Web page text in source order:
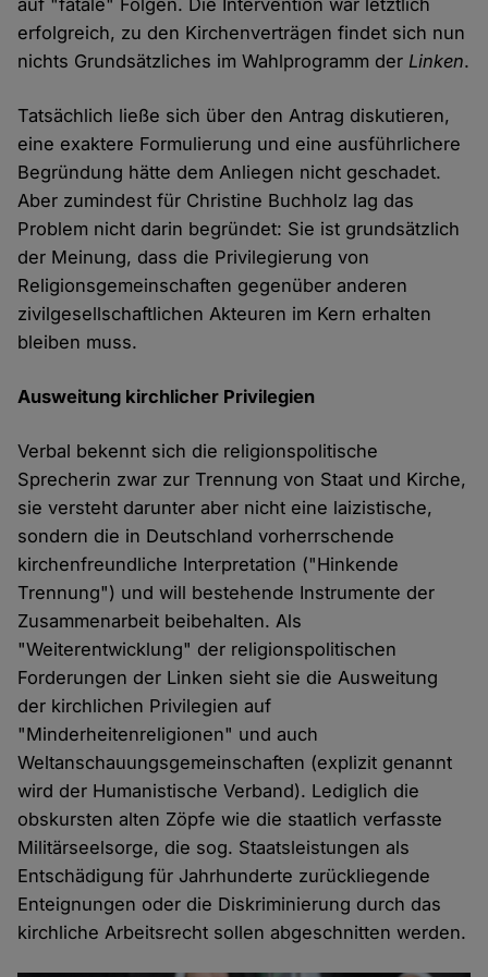
auf "fatale" Folgen. Die Intervention war letztlich
erfolgreich, zu den Kirchenverträgen findet sich nun
nichts Grundsätzliches im Wahlprogramm derLinken.
Tatsächlich ließe sich über den Antrag diskutieren,
eine exaktere Formulierung und eine ausführlichere
Begründung hätte dem Anliegen nicht geschadet.
Aber zumindest für Christine Buchholz lag das
Problem nicht darin begründet: Sie ist grundsätzlich
der Meinung, dass die Privilegierung von
Religionsgemeinschaften gegenüber anderen
zivilgesellschaftlichen Akteuren im Kern erhalten
bleiben muss.
Ausweitung kirchlicher Privilegien
Verbal bekennt sich die religionspolitische
Sprecherin zwar zur Trennung von Staat und Kirche,
sie versteht darunter aber nicht eine laizistische,
sondern die in Deutschland vorherrschende
kirchenfreundliche Interpretation ("Hinkende
Trennung") und will bestehende Instrumente der
Zusammenarbeit beibehalten. Als
"Weiterentwicklung" der religionspolitischen
Forderungen der Linken sieht sie die Ausweitung
der kirchlichen Privilegien auf
"Minderheitenreligionen" und auch
Weltanschauungsgemeinschaften (explizit genannt
wird der Humanistische Verband). Lediglich die
obskursten alten Zöpfe wie die staatlich verfasste
Militärseelsorge, die sog. Staatsleistungen als
Entschädigung für Jahrhunderte zurückliegende
Enteignungen oder die Diskriminierung durch das
kirchliche Arbeitsrecht sollen abgeschnitten werden.